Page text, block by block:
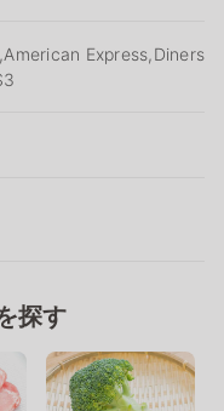
Express,Diners
探す